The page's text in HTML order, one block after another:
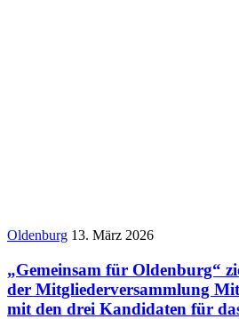
Oldenburg 13. März 2026
„Gemeinsam für Oldenburg“
der Mitgliederversammlung
mit den drei Kandidaten für